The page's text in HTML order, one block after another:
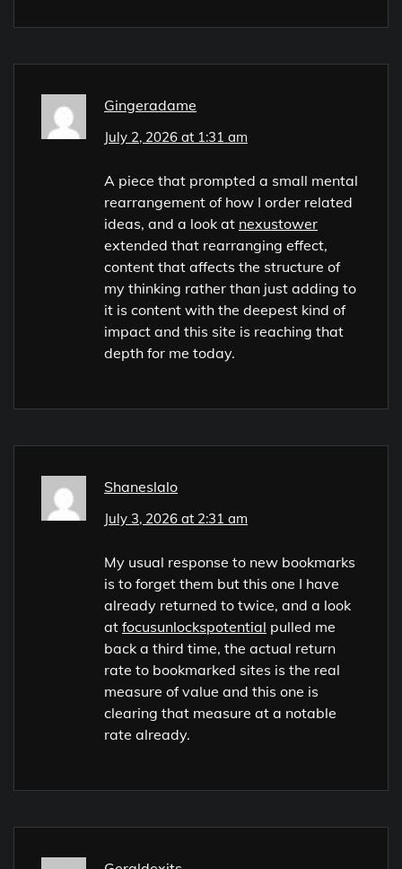
Gingeradame
July 2, 2026 at 1:31 am
A piece that prompted a small mental
rearrangement of how I order related
ideas, and a look at nexustower
extended that rearranging effect,
content that affects the structure of
my thinking rather than just adding to
it is content with the deepest kind of
impact and this site is reaching that
depth for me today.
Shaneslalo
July 3, 2026 at 2:31 am
My usual response to new bookmarks
is to forget them but this one I have
already returned to twice, and a look
at focusunlockspotential pulled me
back a third time, the actual return
rate to bookmarked sites is the real
measure of value and this one is
clearing that measure at a notable
rate already.